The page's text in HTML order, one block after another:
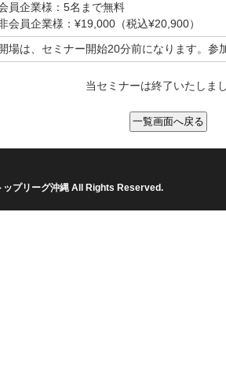
員企業様：5名まで無料
会員企業様：¥19,000（税込¥20,900）
開場は、セミナー開始20分前になります。参
当セミナーは終了いたしま
プリーグ沖縄 All Rights Reserved.